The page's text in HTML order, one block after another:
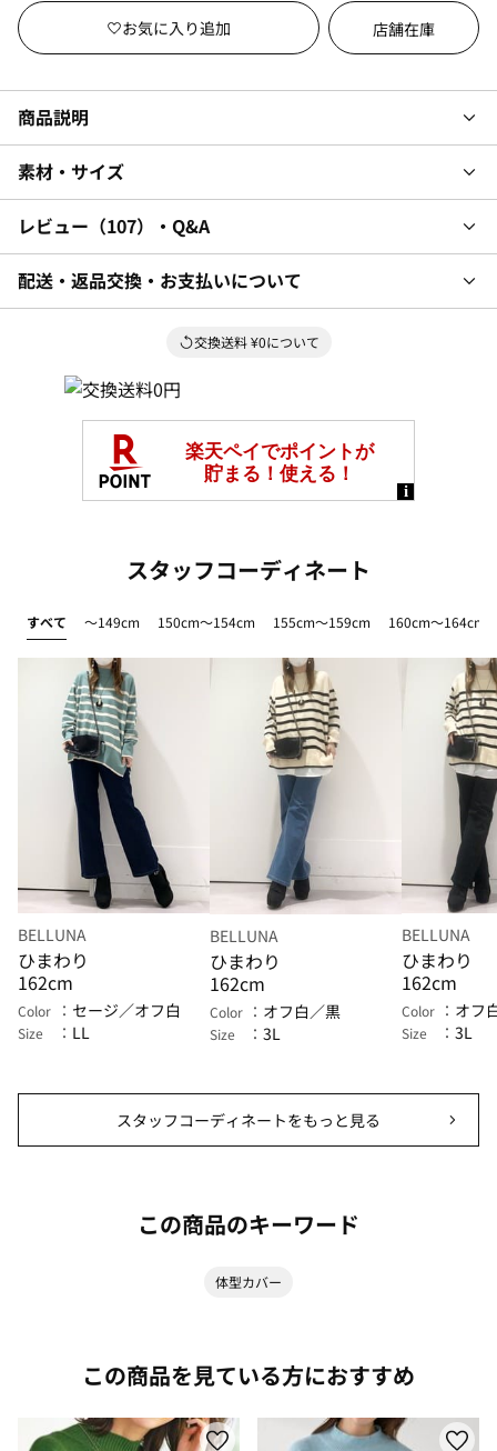
店舗在庫
商品説明
素材・サイズ
レビュー 107 ・Q&A
配送・返品交換・お支払いについて
交換送料 ¥0について
スタッフコーディネート
すべて ～149cm 150cm～154cm 155cm～159cm 160cm～164cm
BELLUNA
ひまわり
162cm
Color セージ／オフ白
Size LL
BELLUNA
ひまわり
162cm
Color オフ白／黒
Size 3L
BELLUNA
ひまわり
162cm
Color オフ
Size 3L
スタッフコーディネートをもっと見る
この商品のキーワード
体型カバー
この商品を見ている方におすすめ